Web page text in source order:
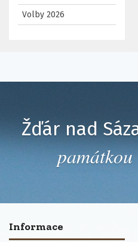
Volby 2026
Žďár nad
Informace